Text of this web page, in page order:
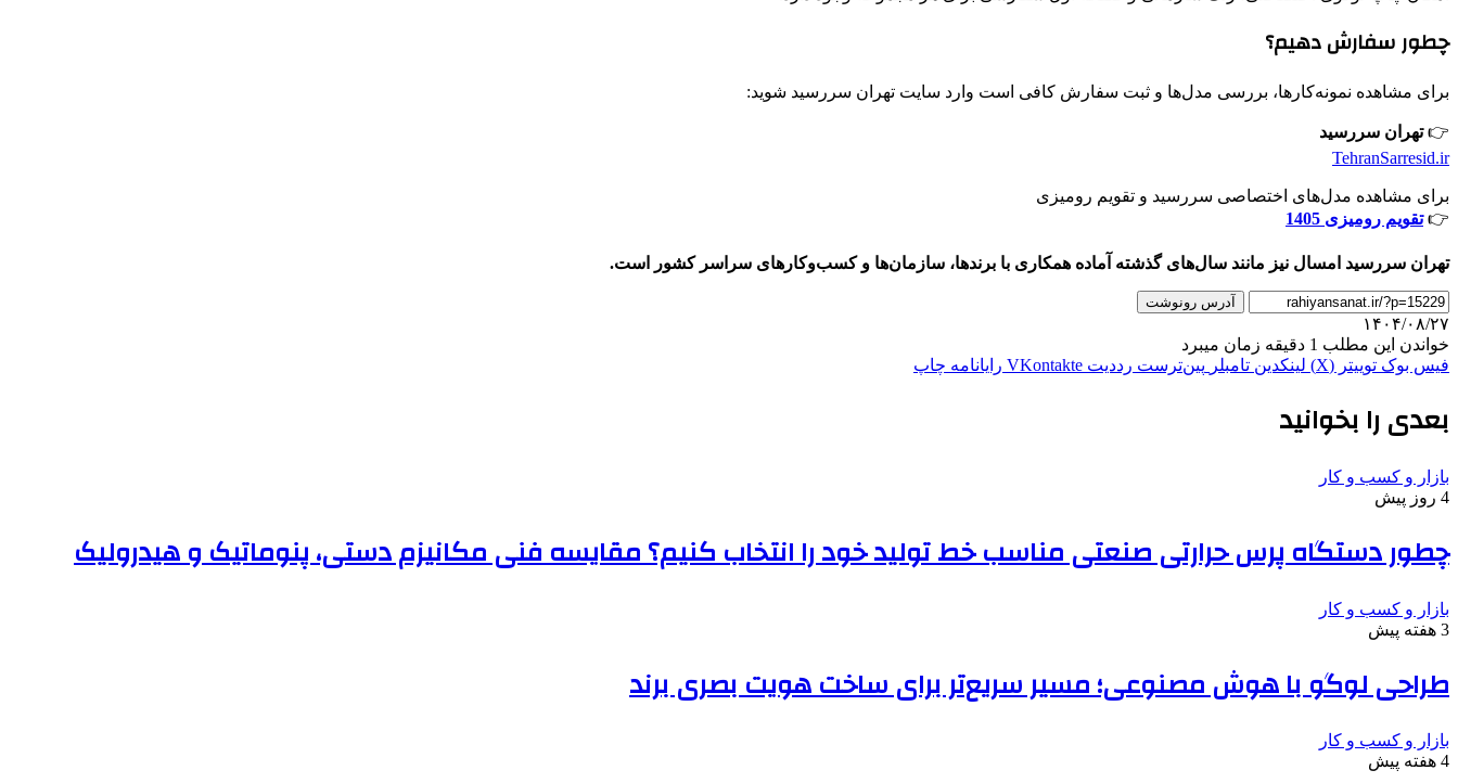
چطور سفارش دهیم؟
برای مشاهده نمونه‌کارها، بررسی مدل‌ها و ثبت سفارش کافی است وارد سایت تهران سررسید شوید:
👉تهران سررسید
TehranSarresid.ir
برای مشاهده مدل‌های اختصاصی سررسید و تقویم رومیزی
👉تقویم رومیزی 1405
تهران سررسید امسال نیز مانند سال‌های گذشته آماده همکاری با برندها، سازمان‌ها و کسب‌وکارهای سراسر کشور است.
آدرس رونوشت
۱۴۰۴/۰۸/۲۷
خواندن این مطلب 1 دقیقه زمان میبرد
فیس بوک توییتر (X) لینکدین ‫تامبلر ‫پین‌ترست ‫رددیت ‫VKontakte رایانامه چاپ
بعدی را بخوانید
بازار و کسب و کار
4 روز پیش
چطور دستگاه پرس حرارتی صنعتی مناسب خط تولید خود را انتخاب کنیم؟ مقایسه فنی مکانیزم دستی، پنوماتیک و هیدرولیک
بازار و کسب و کار
3 هفته پیش
طراحی لوگو با هوش مصنوعی؛ مسیر سریع‌تر برای ساخت هویت بصری برند
بازار و کسب و کار
4 هفته پیش